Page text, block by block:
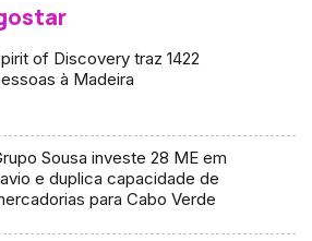
of Discovery traz 1422
à Madeira
Sousa investe 28 ME em
e duplica capacidade de
para Cabo Verde